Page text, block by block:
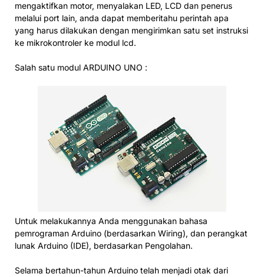
mengaktifkan motor, menyalakan LED, LCD dan penerus
melalui port lain, anda dapat memberitahu perintah apa
yang harus dilakukan dengan mengirimkan satu set instruksi
ke mikrokontroler ke modul lcd.
Salah satu modul ARDUINO UNO :
Untuk melakukannya Anda menggunakan bahasa
pemrograman Arduino (berdasarkan Wiring), dan perangkat
lunak Arduino (IDE), berdasarkan Pengolahan.
Selama bertahun-tahun Arduino telah menjadi otak dari